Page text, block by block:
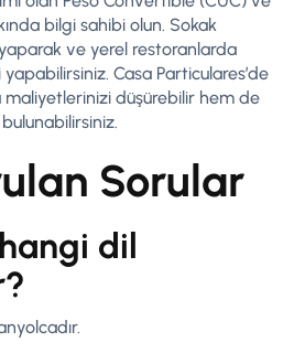
bilgi sahibi olun. Sokak
ve yerel restoranlarda
Casa Particulares’de
düşürebilir hem de
Sorular
dil